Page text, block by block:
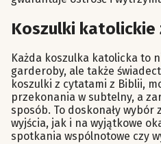
Koszulki katolickie
Każda koszulka katolicka to
garderoby, ale także
koszulki z cytatami z Biblii,
przekonania w subtelny, a
sposób. To doskonały wybór
wyjścia, jak i na wyjątkowe
spotkania wspólnotowe czy